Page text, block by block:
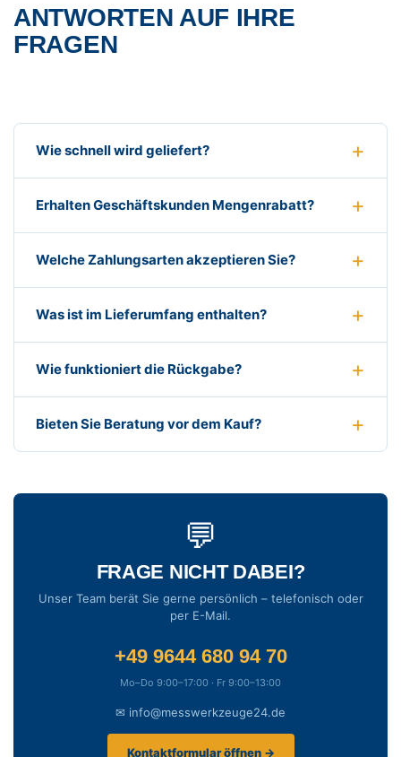
ANTWORTEN AUF IHRE
FRAGEN
Wie schnell wird geliefert?
Erhalten Geschäftskunden Mengenrabatt?
Welche Zahlungsarten akzeptieren Sie?
Was ist im Lieferumfang enthalten?
Wie funktioniert die Rückgabe?
Bieten Sie Beratung vor dem Kauf?
💬
FRAGE NICHT DABEI?
Unser Team berät Sie gerne persönlich – telefonisch oder
per E-Mail.
+49 9644 680 94 70
Mo–Do 9:00–17:00 · Fr 9:00–13:00
✉ info@messwerkzeuge24.de
Kontaktformular öffnen →